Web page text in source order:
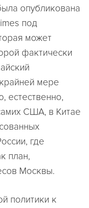
опубликована
под
может
фактически
мере
естественно,
США, в Китае
где
план,
Москвы.
политики к